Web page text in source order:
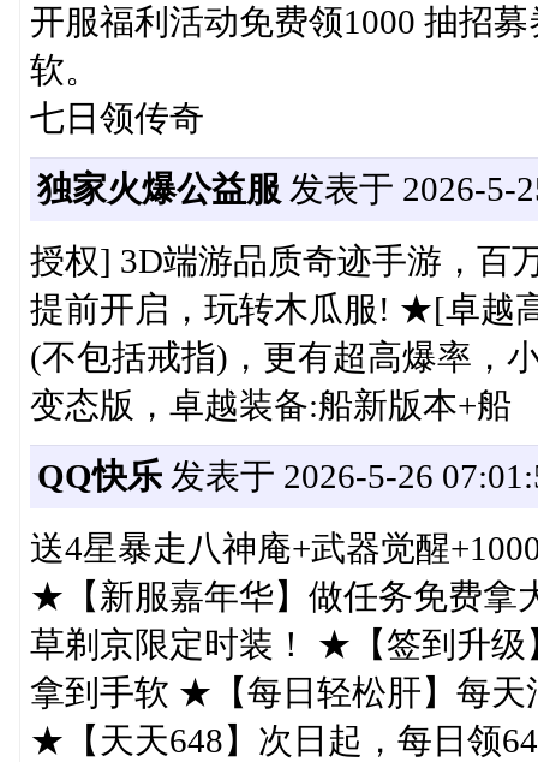
开服福利活动免费领1000 抽招
软。
七日领传奇
独家火爆公益服 发表于 2026-5-
授权] 3D端游品质奇迹手游，百
提前开启，玩转木瓜服! ★[卓越
(不包括戒指)，更有超高爆率，
变态版，卓越装备:船新版本+船
QQ快乐发表于 2026-5-26
送4星暴走八神庵+武器觉醒
★【新服嘉年华】做任务免费拿
草剃京限定时装！ ★【签到升级
拿到手软 ★【每日轻松肝】每天
★【天天648】次日起，每日领